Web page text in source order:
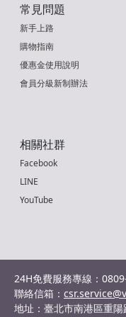
常見問題
新手上路
購物指南
優惠金使用說明
會員分級新制辦法
相關社群
Facebook
LINE
YouTube
24H免費服務專線：
聯絡信箱：
地址：臺北市南港區重